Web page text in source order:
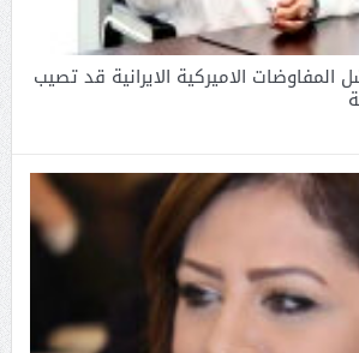
الاميركية الايرانية قد تصيب